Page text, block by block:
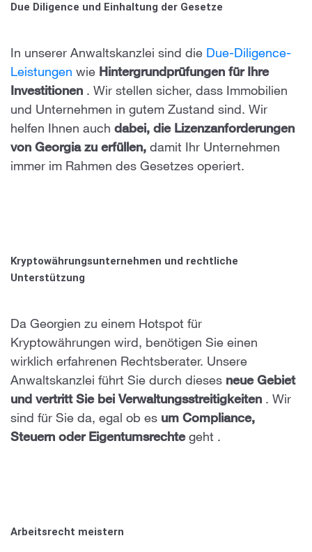
Due Diligence und Einhaltung der Gesetze
In unserer Anwaltskanzlei sind die Due-Diligence-
Leistungen wie Hintergrundprüfungen für Ihre
Investitionen . Wir stellen sicher, dass Immobilien
und Unternehmen in gutem Zustand sind. Wir
helfen Ihnen auch dabei, die Lizenzanforderungen
von Georgia zu erfüllen, damit Ihr Unternehmen
immer im Rahmen des Gesetzes operiert.
Kryptowährungsunternehmen und rechtliche
Unterstützung
Da Georgien zu einem Hotspot für
Kryptowährungen wird, benötigen Sie einen
wirklich erfahrenen Rechtsberater. Unsere
Anwaltskanzlei führt Sie durch dieses neue Gebiet
und vertritt Sie bei Verwaltungsstreitigkeiten . Wir
sind für Sie da, egal ob es um Compliance,
Steuern oder Eigentumsrechtegeht .
Arbeitsrecht meistern